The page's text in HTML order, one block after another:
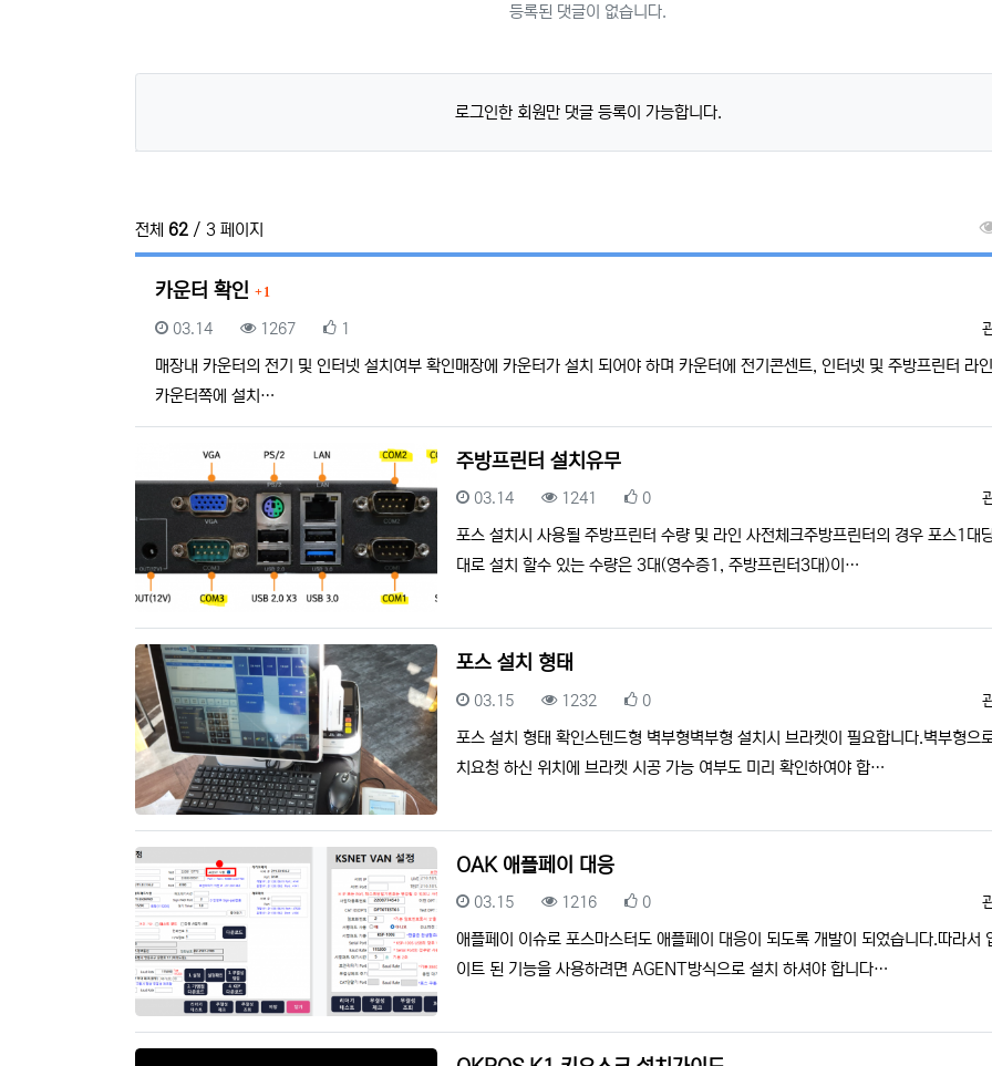
등록된 댓글이 없습니다.
로그인한 회원만 댓글 등록이 가능합니다.
전체 62 / 3 페이지
카운터 확인 댓글
1
등록일
03.14 조회
1267 추천
1
매장내 카운터의 전기 및 인터넷 설치여부 확인매장에 카운터가 설치 되어야 하며 카운터에 전기콘센트, 인터넷 및 주방프린터 라
카운터쪽에 설치…
주방프린터 설치유무
등록일
03.14 조회
1241 추천
0
포스 설치시 사용될 주방프린터 수량 및 라인 사전체크주방프린터의 경우 포스1대
대로 설치 할수 있는 수량은 3대(영수증1, 주방프린터3대)이…
포스 설치 형태
등록일
03.15 조회
1232 추천
0
포스 설치 형태 확인스텐드형 벽부형벽부형 설치시 브라켓이 필요합니다.벽부형으
치요청 하신 위치에 브라켓 시공 가능 여부도 미리 확인하여야 합…
OAK 애플페이 대응
등록일
03.15 조회
1216 추천
0
애플페이 이슈로 포스마스터도 애플페이 대응이 되도록 개발이 되었습니다.따라서
이트 된 기능을 사용하려면 AGENT방식으로 설치 하셔야 합니다…